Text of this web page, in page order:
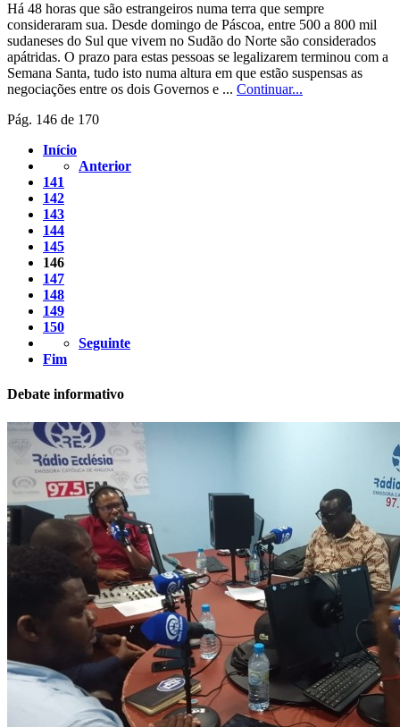
Há 48 horas que são estrangeiros numa terra que sempre
consideraram sua. Desde domingo de Páscoa, entre 500 a 800 mil
sudaneses do Sul que vivem no Sudão do Norte são considerados
apátridas. O prazo para estas pessoas se legalizarem terminou com a
Semana Santa, tudo isto numa altura em que estão suspensas as
negociações entre os dois Governos e ... Continuar...
Pág. 146 de 170
Início
Anterior
141
142
143
144
145
146
147
148
149
150
Seguinte
Fim
Debate informativo